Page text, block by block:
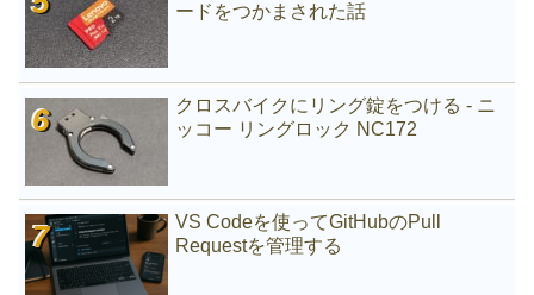
ードをつかまされた話
クロスバイクにリング錠をつける - ニ
ッコー リングロック NC172
VS Codeを使ってGitHubのPull
Requestを管理する